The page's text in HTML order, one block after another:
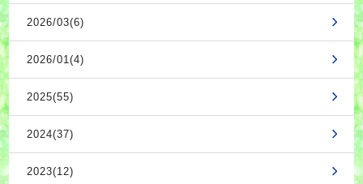
2026/03(6)
2026/01(4)
2025(55)
2024(37)
2023(12)